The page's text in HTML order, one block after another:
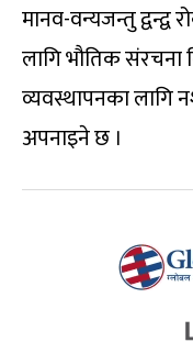
मानव-वन्यजन्तु द्वन्द्व
लागि भौतिक संरचना
व्यवस्थापनका लागि
अपनाइने छ ।